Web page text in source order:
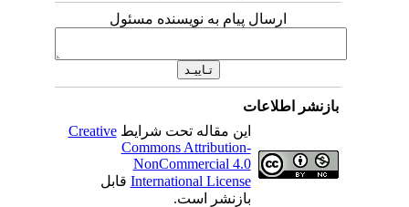
ارسال پیام به نویسنده مسئول
بازنشر اطلاعات
این مقاله تحت شرایطCreative
Commons Attribution-
NonCommercial 4.0
International Licenseقابل
بازنشر است.